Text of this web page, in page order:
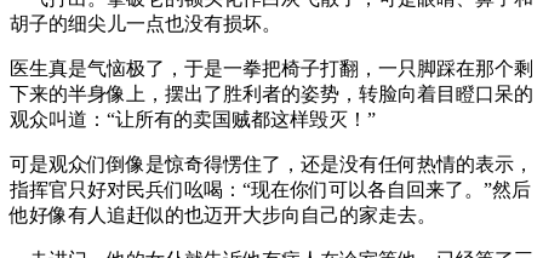
胡子的细尖儿一点也没有损坏。
医生真是气恼极了，于是一拳把椅子打翻，一只脚踩在那个剩
下来的半身像上，摆出了胜利者的姿势，转脸向着目瞪口呆的
观众叫道：“让所有的卖国贼都这样毁灭！”
可是观众们倒像是惊奇得愣住了，还是没有任何热情的表示，
指挥官只好对民兵们吆喝：“现在你们可以各自回来了。”然后
他好像有人追赶似的也迈开大步向自己的家走去。